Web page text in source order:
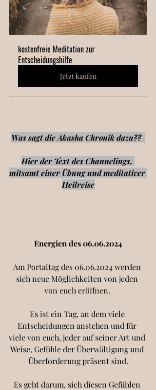
kostenfreie Meditation zur
Entscheidungshilfe
Jetzt kaufen
Was sagt die Akasha Chronik dazu??
Hier der Text des Channelings,
mitsamt einer Übung und meditativer
Heilreise
Energien des 06.06.2024
Am Portaltag des 06.06.2024 werden
sich neue Möglichkeiten von jeden
von euch eröffnen.
Es ist ein Tag, an dem viele
Entscheidungen anstehen und für
viele von euch, jeder auf seiner Art und
Weise, Gefühle der Überwältigung und
Überforderung präsent sind.
Es geht darum, sich diesen Gefühlen